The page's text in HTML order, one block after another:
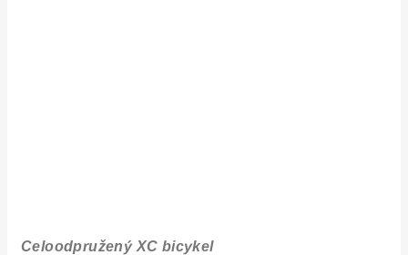
Celoodpružený XC bicykel